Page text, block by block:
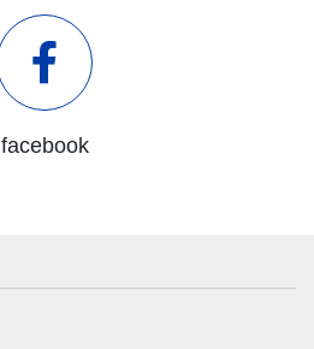
facebook